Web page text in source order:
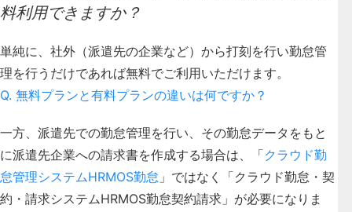
料利用できますか？
単純に、社外（派遣先の企業など）から打刻を行い勤怠管
理を行うだけであれば無料でご利用いただけます。
Q. 無料プランと有料プランの違いは何ですか？
一方、派遣先での勤怠管理を行い、その勤怠データをもと
に派遣先企業への請求書を作成する場合は、「クラウド勤
怠管理システムHRMOS勤怠 」ではなく「クラウド勤怠・契
約・請求システムHRMOS勤怠契約請求」が必要になりま